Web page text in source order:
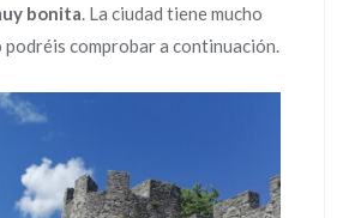
bonita. La ciudad tiene mucho
podréis comprobar a continuación.